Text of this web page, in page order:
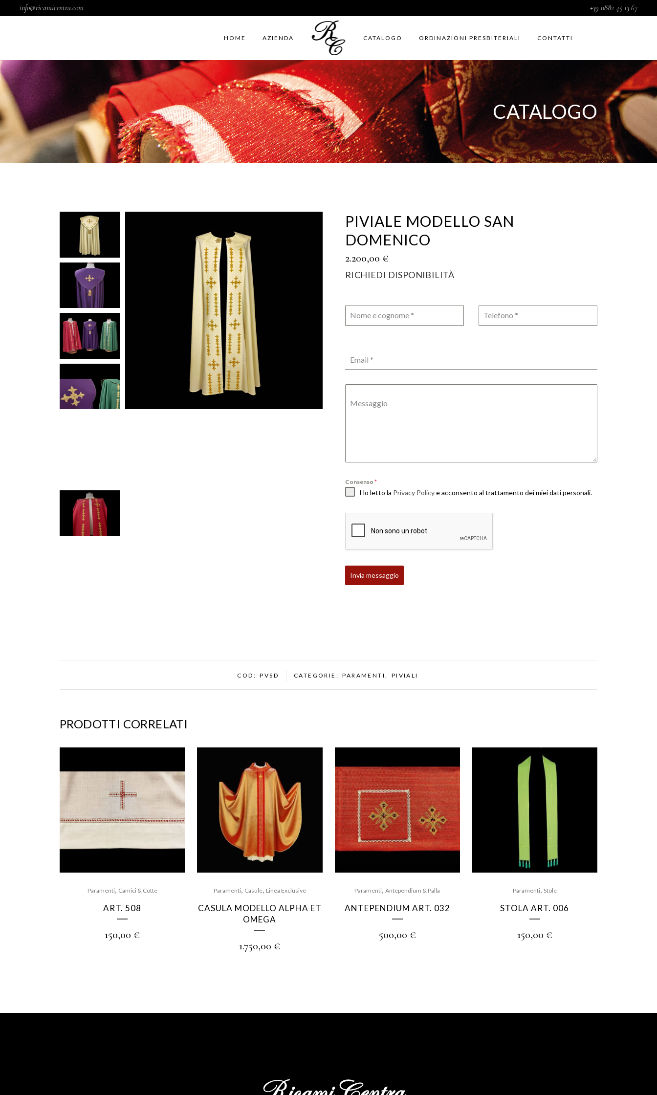
info@ricamicentra.com +39 0882 45 13 67
HOME AZIENDA CATALOGO ORDINAZIONI PRESBITERIALI CONTATTI
CATALOGO
PIVIALE MODELLO SAN
DOMENICO
2.200,00 €
RICHIEDI DISPONIBILITÀ
Nome e cognome * Telefono *
Email *
Messaggio
Consenso *
Ho letto la Privacy Policye acconsento al trattamento dei miei dati personali.
Invia messaggio
COD: PVSD CATEGORIE: PARAMENTI , PIVIALI
PRODOTTI CORRELATI
Paramenti, Camici & Cotte
ART. 508
150,00 €
Paramenti, Casule, Linea Exclusive
CASULA MODELLO ALPHA ET
OMEGA
1.750,00 €
Paramenti,Antependium & Palla
ANTEPENDIUM ART. 032
500,00 €
Paramenti, Stole
STOLA ART. 006
150,00 €